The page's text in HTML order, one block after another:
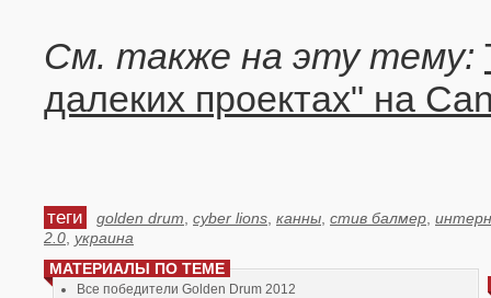
См. также на эту тему:
далеких проектах" на
теги golden drum cyber lions канны стив балмер
2.0 украина
МАТЕРИАЛЫ ПО ТЕМЕ
Все победители Golden Drum 2012